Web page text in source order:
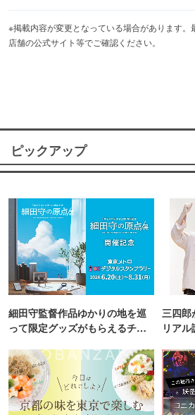
※掲載内容が変更となっている場合があります。
店舗の公式サイト等でご確認ください。
ピックアップ
細田守監督作品ゆかりの地を巡
って限定グッズがもらえるチャ
三四郎
リア